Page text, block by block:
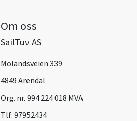
Om oss
SailTuv AS
Molandsveien 339
4849 Arendal
Org. nr. 994 224 018 MVA
Tlf: 97952434